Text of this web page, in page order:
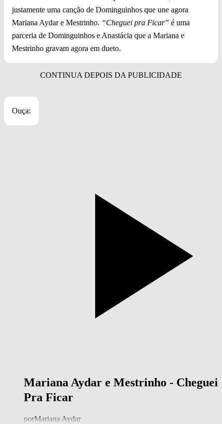
justamente uma canção de Dominguinhos que une agora
Mariana Aydar e Mestrinho. “Cheguei pra Ficar” é uma
parceria de Dominguinhos e Anastácia que a Mariana e
Mestrinho gravam agora em dueto.
Ouça:
Mariana Aydar e Mestrinho - Cheguei
Pra Ficar
porMariana Aydar